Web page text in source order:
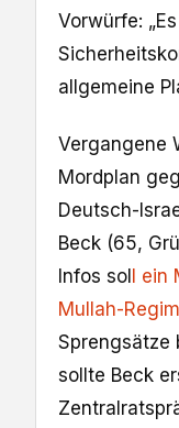
Vorwürfe:
allgemeine
Vergangene
Mordplan
Deutsch-
Beck (65,
Infos soll ein
Mullah-
Sprengsätze
sollte Beck